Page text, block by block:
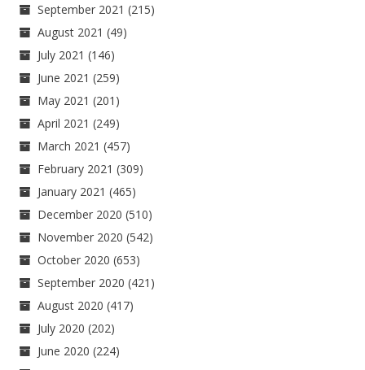
September 2021 (215)
August 2021 (49)
July 2021 (146)
June 2021 (259)
May 2021 (201)
April 2021 (249)
March 2021 (457)
February 2021 (309)
January 2021 (465)
December 2020 (510)
November 2020 (542)
October 2020 (653)
September 2020 (421)
August 2020 (417)
July 2020 (202)
June 2020 (224)